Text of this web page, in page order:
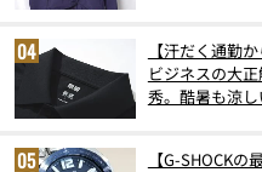
【汗だく通勤
ビジネスの大
秀。酷暑も涼
【G-SHOCK